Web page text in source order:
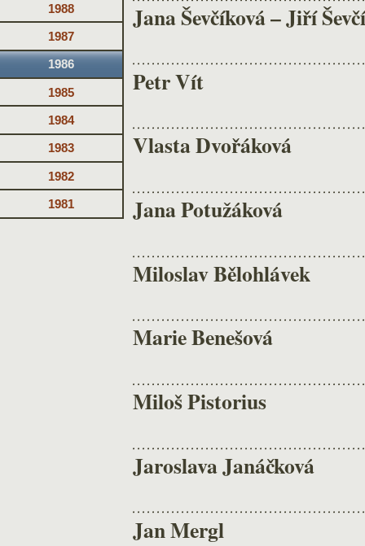
1988
1987
1986
1985
1984
1983
1982
1981
Jana Ševčíková – Jiří
Petr Vít
Vlasta Dvořáková
Jana Potužáková
Miloslav Bělohlávek
Marie Benešová
Miloš Pistorius
Jaroslava Janáčková
Jan Mergl